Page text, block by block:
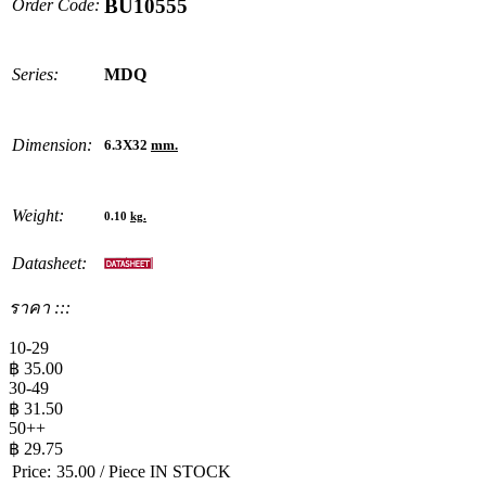
Order Code: BU10555
Series: MDQ
Dimension: 6.3X32 mm.
Weight: 0.10 kg.
Datasheet:
ราคา :::
10-29
฿ 35.00
30-49
฿ 31.50
50++
฿ 29.75
Price: 35.00 / Piece IN STOCK